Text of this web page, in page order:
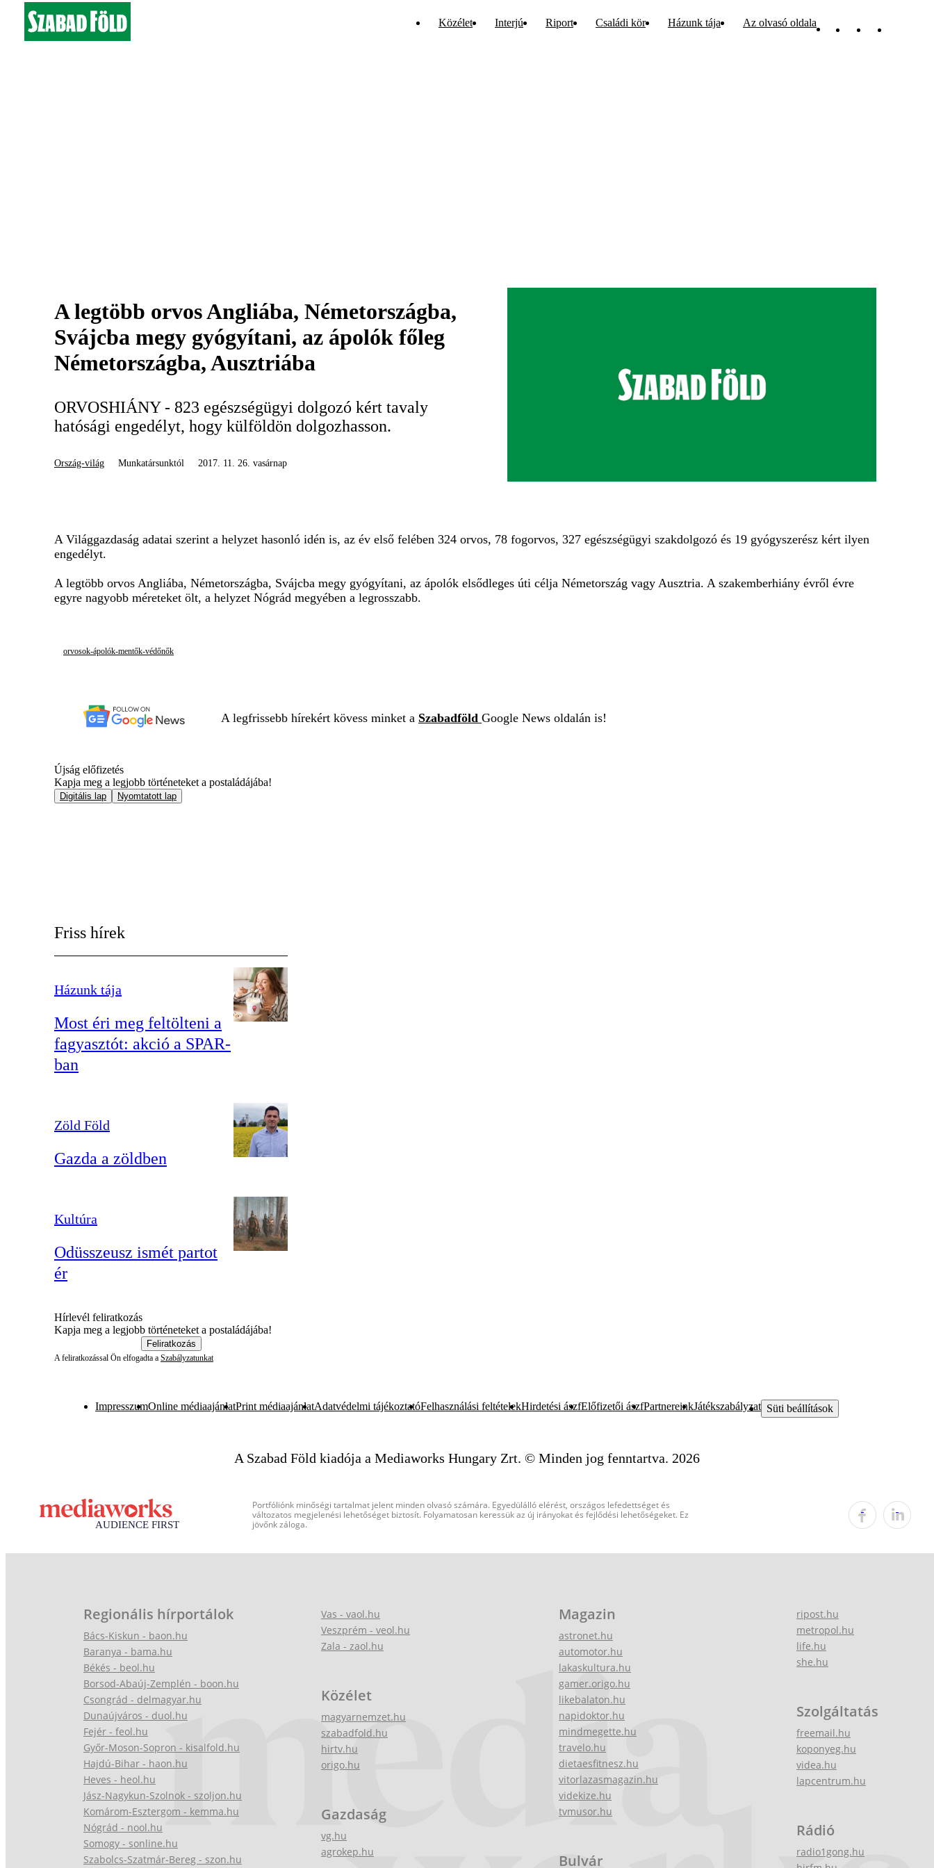
Közélet Interjú Riport Családi kör Házunk tája Az olvasó oldala
A legtöbb orvos Angliába, Németországba,
Svájcba megy gyógyítani, az ápolók főleg
Németországba, Ausztriába
ORVOSHIÁNY - 823 egészségügyi dolgozó kért tavaly
hatósági engedélyt, hogy külföldön dolgozhasson.
Ország-világ Munkatársunktól 2017. 11. 26. vasárnap
A Világgazdaság adatai szerint a helyzet hasonló idén is, az év első felében 324 orvos, 78 fogorvos, 327 egészségügyi szakdolgozó és 19 gyógyszerész kért ilyen
engedélyt.
A legtöbb orvos Angliába, Németországba, Svájcba megy gyógyítani, az ápolók elsődleges úti célja Németország vagy Ausztria. A szakemberhiány évről évre
egyre nagyobb méreteket ölt, a helyzet Nógrád megyében a legrosszabb.
orvosok-ápolók-mentők-védőnők
A legfrissebb hírekért kövess minket a Szabadföld Google News oldalán is!
Újság előfizetés
Kapja meg a legjobb történeteket a postaládájába!
Digitális lap Nyomtatott lap
Friss hírek
Házunk tája
Most éri meg feltölteni a
fagyasztót: akció a SPAR-
ban
Zöld Föld
Gazda a zöldben
Kultúra
Odüsszeusz ismét partot
ér
Hírlevél feliratkozás
Kapja meg a legjobb történeteket a postaládájába!
Feliratkozás
A feliratkozással Ön elfogadta a Szabályzatunkat
ImpresszumOnline médiaajánlatPrint médiaajánlatAdatvédelmi tájékoztatóFelhasználási feltételekHirdetési ászfElőfizetői ászfPartnereinkJátékszabályzat Süti beállítások
A Szabad Föld kiadója a Mediaworks Hungary Zrt. © Minden jog fenntartva. 2026
Portfóliónk minőségi tartalmat jelent minden olvasó számára. Egyedülálló elérést, országos lefedettséget és
változatos megjelenési lehetőséget biztosít. Folyamatosan keressük az új irányokat és fejlődési lehetőségeket. Ez
jövőnk záloga.
Regionális hírportálok
Bács-Kiskun - baon.hu
Baranya - bama.hu
Békés - beol.hu
Borsod-Abaúj-Zemplén - boon.hu
Csongrád - delmagyar.hu
Dunaújváros - duol.hu
Fejér - feol.hu
Győr-Moson-Sopron - kisalfold.hu
Hajdú-Bihar - haon.hu
Heves - heol.hu
Jász-Nagykun-Szolnok - szoljon.hu
Komárom-Esztergom - kemma.hu
Nógrád - nool.hu
Somogy - sonline.hu
Szabolcs-Szatmár-Bereg - szon.hu
Vas - vaol.hu
Veszprém - veol.hu
Zala - zaol.hu
Közélet
magyarnemzet.hu
szabadfold.hu
hirtv.hu
origo.hu
Gazdaság
vg.hu
agrokep.hu
Magazin
astronet.hu
automotor.hu
lakaskultura.hu
gamer.origo.hu
likebalaton.hu
napidoktor.hu
mindmegette.hu
travelo.hu
dietaesfitnesz.hu
vitorlazasmagazin.hu
videkize.hu
tvmusor.hu
Bulvár
ripost.hu
metropol.hu
life.hu
she.hu
Szolgáltatás
freemail.hu
koponyeg.hu
videa.hu
lapcentrum.hu
Rádió
radio1gong.hu